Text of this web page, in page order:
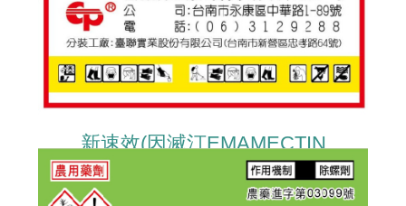
新速效(因滅汀EMAMECTIN
BENZOATE)